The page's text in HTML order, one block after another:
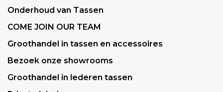
Onderhoud van Tassen
COME JOIN OUR TEAM
Groothandel in tassen en accessoires
Bezoek onze showrooms
Groothandel in lederen tassen